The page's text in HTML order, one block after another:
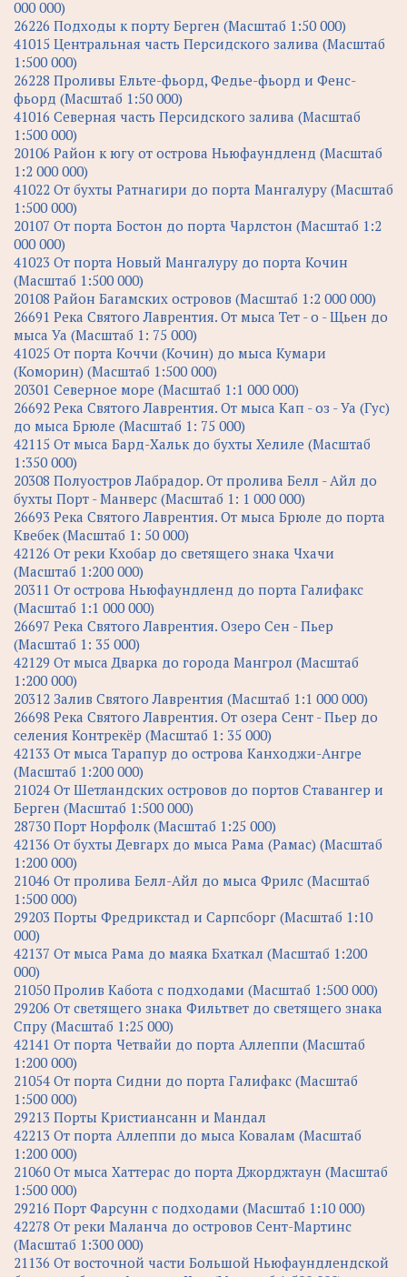
000 000)
26226 Подходы к порту Берген (Масштаб 1:50 000)
41015 Центральная часть Персидского залива (Масштаб
1:500 000)
26228 Проливы Ельте-фьорд, Федье-фьорд и Фенс-
фьорд (Масштаб 1:50 000)
41016 Северная часть Персидского залива (Масштаб
1:500 000)
20106 Район к югу от острова Ньюфаундленд (Масштаб
1:2 000 000)
41022 От бухты Ратнагири до порта Мангалуру (Масштаб
1:500 000)
20107 От порта Бостон до порта Чарлстон (Масштаб 1:2
000 000)
41023 От порта Новый Мангалуру до порта Кочин
(Масштаб 1:500 000)
20108 Район Багамских островов (Масштаб 1:2 000 000)
26691 Река Святого Лаврентия. От мыса Тет - о - Щьен до
мыса Уа (Масштаб 1: 75 000)
41025 От порта Коччи (Кочин) до мыса Кумари
(Коморин) (Масштаб 1:500 000)
20301 Северное море (Масштаб 1:1 000 000)
26692 Река Святого Лаврентия. От мыса Кап - оз - Уа (Гус)
до мыса Брюле (Масштаб 1: 75 000)
42115 От мыса Бард-Хальк до бухты Хелиле (Масштаб
1:350 000)
20308 Полуостров Лабрадор. От пролива Белл - Айл до
бухты Порт - Манверс (Масштаб 1: 1 000 000)
26693 Река Святого Лаврентия. От мыса Брюле до порта
Квебек (Масштаб 1: 50 000)
42126 От реки Кхобар до светящего знака Чхачи
(Масштаб 1:200 000)
20311 От острова Ньюфаундленд до порта Галифакс
(Масштаб 1:1 000 000)
26697 Река Святого Лаврентия. Озеро Сен - Пьер
(Масштаб 1: 35 000)
42129 От мыса Дварка до города Мангрол (Масштаб
1:200 000)
20312 Залив Святого Лаврентия (Масштаб 1:1 000 000)
26698 Река Святого Лаврентия. От озера Сент - Пьер до
селения Контрекёр (Масштаб 1: 35 000)
42133 От мыса Тарапур до острова Канходжи-Ангре
(Масштаб 1:200 000)
21024 От Шетландских островов до портов Ставангер и
Берген (Масштаб 1:500 000)
28730 Порт Норфолк (Масштаб 1:25 000)
42136 От бухты Девгарх до мыса Рама (Рамас) (Масштаб
1:200 000)
21046 От пролива Белл-Айл до мыса Фрилс (Масштаб
1:500 000)
29203 Порты Фредрикстад и Сарпсборг (Масштаб 1:10
000)
42137 От мыса Рама до маяка Бхаткал (Масштаб 1:200
000)
21050 Пролив Кабота с подходами (Масштаб 1:500 000)
29206 От светящего знака Фильтвет до светящего знака
Спру (Масштаб 1:25 000)
42141 От порта Четвайи до порта Аллеппи (Масштаб
1:200 000)
21054 От порта Сидни до порта Галифакс (Масштаб
1:500 000)
29213 Порты Кристиансанн и Мандал
42213 От порта Аллеппи до мыса Ковалам (Масштаб
1:200 000)
21060 От мыса Хаттерас до порта Джорджтаун (Масштаб
1:500 000)
29216 Порт Фарсунн с подходами (Масштаб 1:10 000)
42278 От реки Маланча до островов Сент-Мартинс
(Масштаб 1:300 000)
21136 От восточной части Большой Ньюфаундлендской